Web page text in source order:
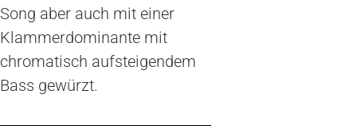
Song aber auch mit einer
Klammerdominante mit
chromatisch aufsteigendem
Bass gewürzt.